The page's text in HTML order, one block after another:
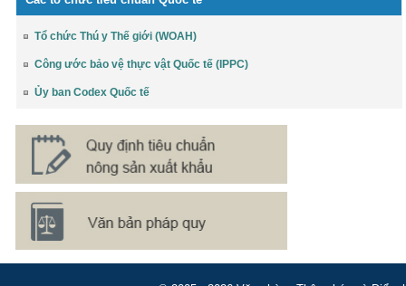
Tổ chức Thú y Thế giới (WOAH)
Công ước bảo vệ thực vật Quốc tế (IPPC)
Ủy ban Codex Quốc tế